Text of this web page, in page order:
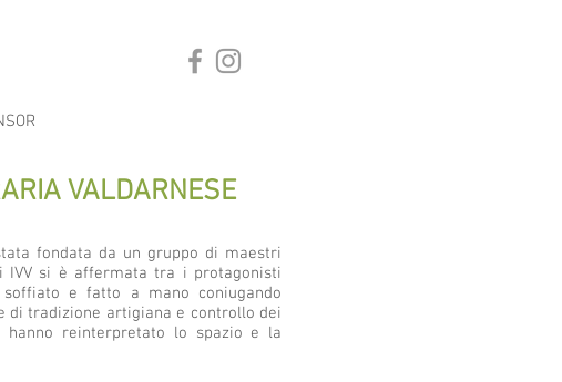
VALDARNESE
fondata da un gruppo di maestri
IVV si è affermata tra i protagonisti
e fatto a mano coniugando
di tradizione artigiana e controllo dei
reinterpretato lo spazio e la